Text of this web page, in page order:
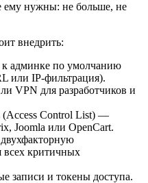
ему нужны: не больше, не
внедрить:
админке по умолчанию
или IP-фильтрация).
VPN для разработчиков и
(Access Control List) —
Joomla или OpenCart.
двухфакторную
всех критичных
записи и токены доступа.